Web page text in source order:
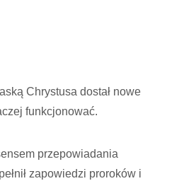
Chrystusa dostał nowe
funkcjonować.
przepowiadania
zapowiedzi proroków i